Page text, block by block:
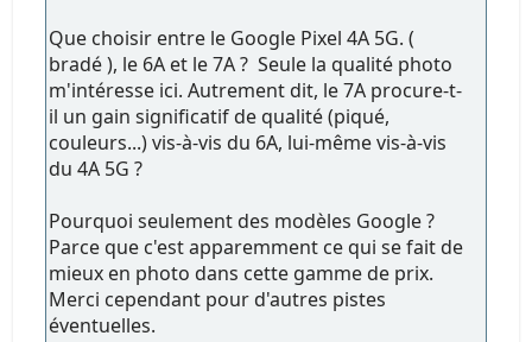
Que choisir entre le Google Pixel 4A 5G. (
bradé ), le 6A et le 7A ? Seule la qualité photo
m'intéresse ici. Autrement dit, le 7A procure-t-
il un gain significatif de qualité (piqué,
couleurs...) vis-à-vis du 6A, lui-même vis-à-vis
du 4A 5G ?
Pourquoi seulement des modèles Google ?
Parce que c'est apparemment ce qui se fait de
mieux en photo dans cette gamme de prix.
Merci cependant pour d'autres pistes
éventuelles.